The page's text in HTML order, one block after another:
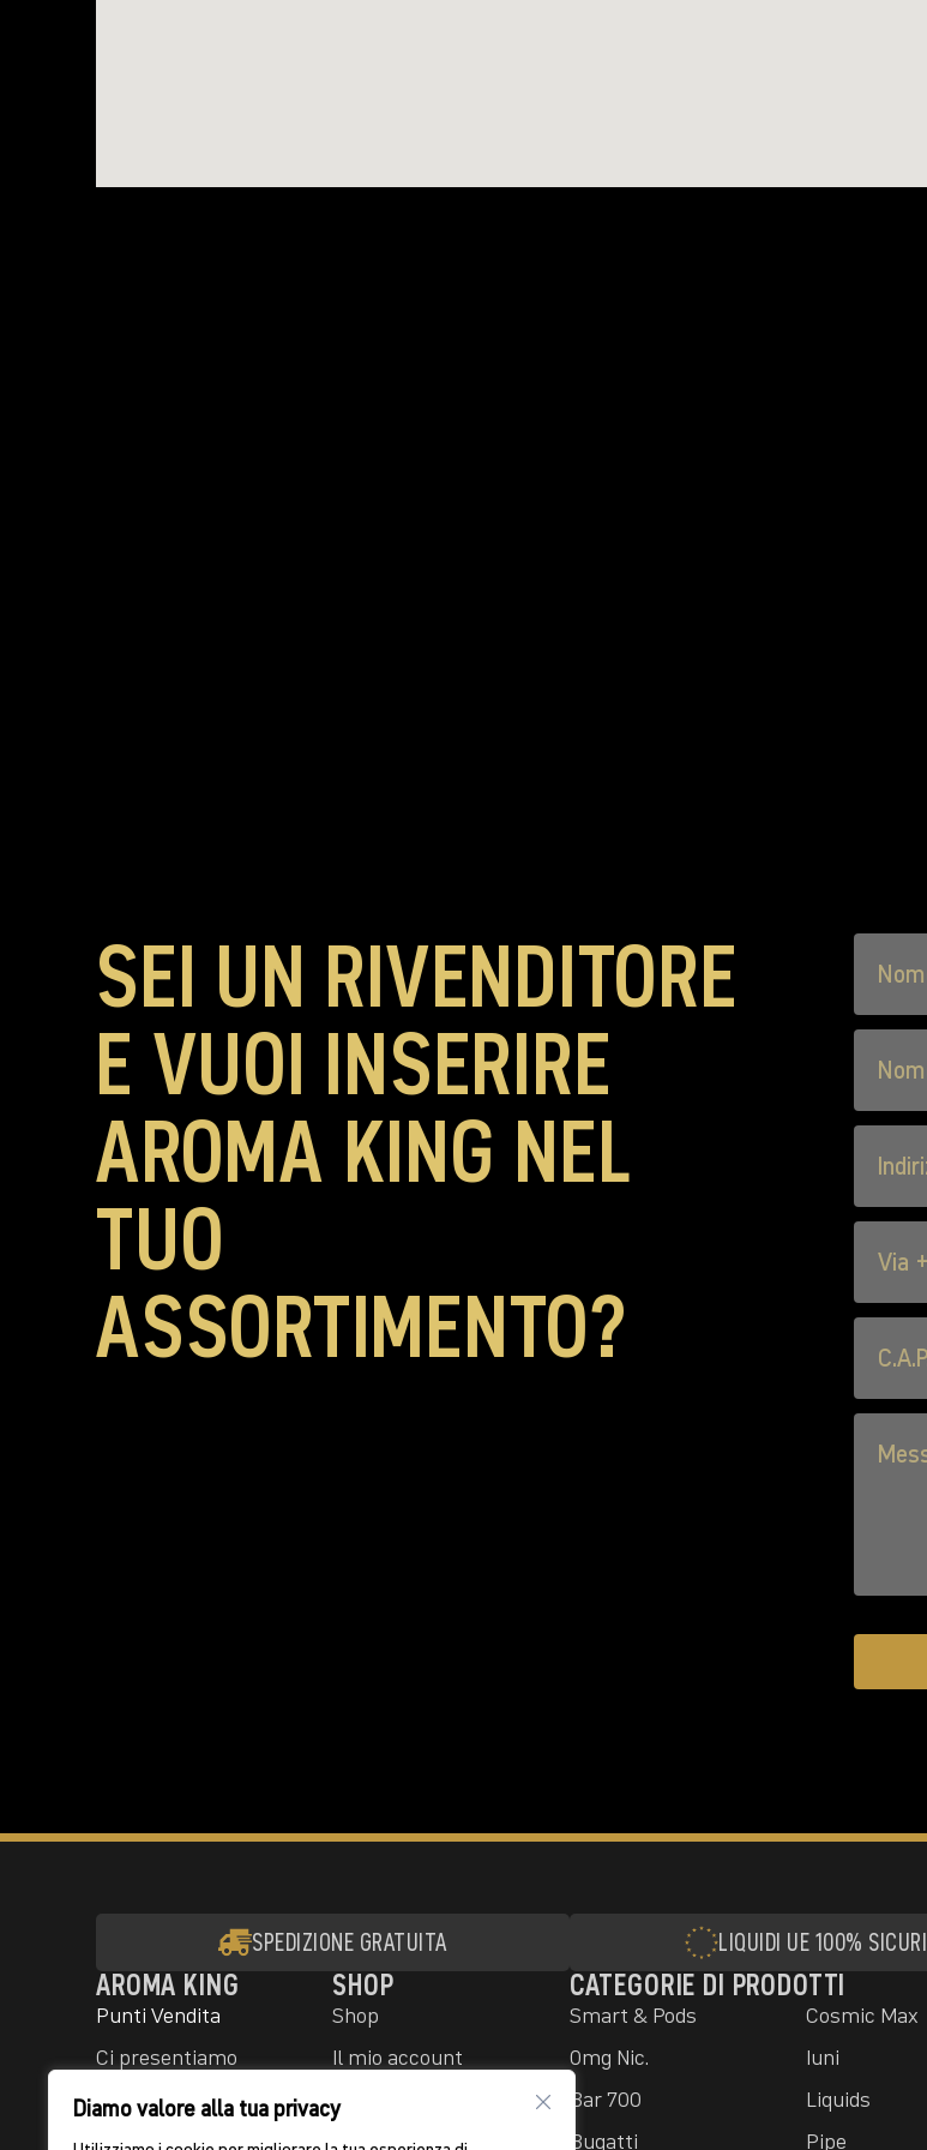
Diamo valore alla tua privacy
SEI UN RIVENDITORE
E VUOI INSERIRE
AROMA KING NEL
TUO
ASSORTIMENTO?
SPEDIZIONE GRATUITA LIQUIDI UE 100% SICURI
AROMA KING
Punti Vendita
Ci presentiamo
Community
Contatto
SHOP
Shop
Il mio account
Termini e condizioni
generali
CATEGORIE DI PRODOTTI
Smart & Pods
0mg Nic.
Bar 700
Bugatti
Cosmic Max
Iuni
Liquids
Pipe